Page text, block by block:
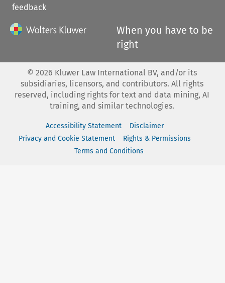
feedback
When you have to be
right
© 2026 Kluwer Law International BV, and/or its
subsidiaries, licensors, and contributors. All rights
reserved, including rights for text and data mining, AI
training, and similar technologies.
Accessibility Statement
Disclaimer
Privacy and Cookie Statement
Rights & Permissions
Terms and Conditions